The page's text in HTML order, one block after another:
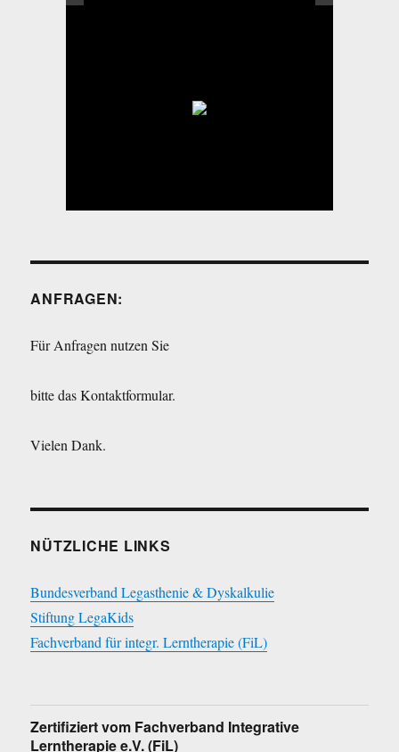
ANFRAGEN:
Für Anfragen nutzen Sie
bitte das Kontaktformular.
Vielen Dank.
NÜTZLICHE LINKS
Bundesverband Legasthenie & Dyskalkulie
Stiftung LegaKids
Fachverband für integr. Lerntherapie (FiL)
Zertifiziert vom Fachverband Integrative
Lerntherapie e.V. (FiL)